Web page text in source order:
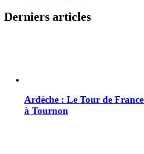
Derniers articles
Ardèche : Le Tour de
à Tournon